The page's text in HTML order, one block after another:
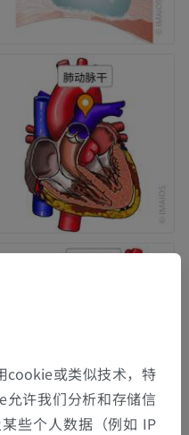
cookie或类似技术，特
许我们分析和存储信
些个人数据（例如 IP